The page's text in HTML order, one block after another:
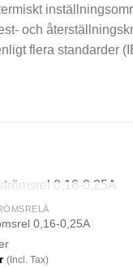
och
flera standarder
SLUT I LAGER
0,16-0,25A
(Incl. Tax)